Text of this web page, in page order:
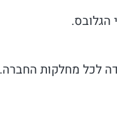
הגלובס.